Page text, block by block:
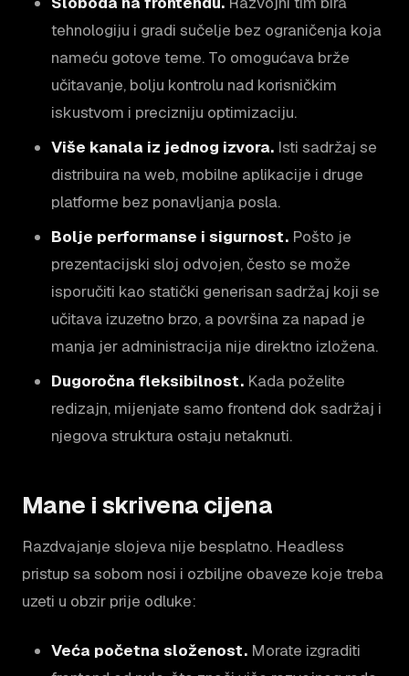
tehnologiju i gradi sučelje bez ograničenja koja
nameću gotove teme. To omogućava brže
učitavanje, bolju kontrolu nad korisničkim
iskustvom i precizniju optimizaciju.
Više kanala iz jednog izvora. Isti sadržaj se
distribuira na web, mobilne aplikacije i druge
platforme bez ponavljanja posla.
Bolje performanse i sigurnost. Pošto je
prezentacijski sloj odvojen, često se može
isporučiti kao statički generisan sadržaj koji se
učitava izuzetno brzo, a površina za napad je
manja jer administracija nije direktno izložena.
Dugoročna fleksibilnost. Kada poželite
redizajn, mijenjate samo frontend dok sadržaj i
njegova struktura ostaju netaknuti.
Mane i skrivena cijena
Razdvajanje slojeva nije besplatno. Headless
pristup sa sobom nosi i ozbiljne obaveze koje treba
uzeti u obzir prije odluke:
Veća početna složenost. Morate izgraditi